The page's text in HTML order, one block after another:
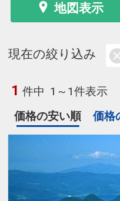
地図表示
現在の絞り込み
1 件中 1～1件表示
価格の安い順
価格